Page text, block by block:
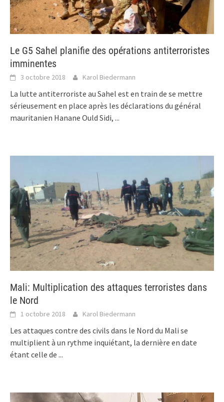
Le G5 Sahel planifie des opérations antiterroristes
imminentes
3 octobre 2018 Karol Biedermann
La lutte antiterroriste au Sahel est en train de se mettre
sérieusement en place après les déclarations du général
mauritanien Hanane Ould Sidi, ...
Mali: Multiplication des attaques terroristes dans
le Nord
1 octobre 2018 Karol Biedermann
Les attaques contre des civils dans le Nord du Mali se
multiplient à un rythme inquiétant, la dernière en date
étant celle de ...